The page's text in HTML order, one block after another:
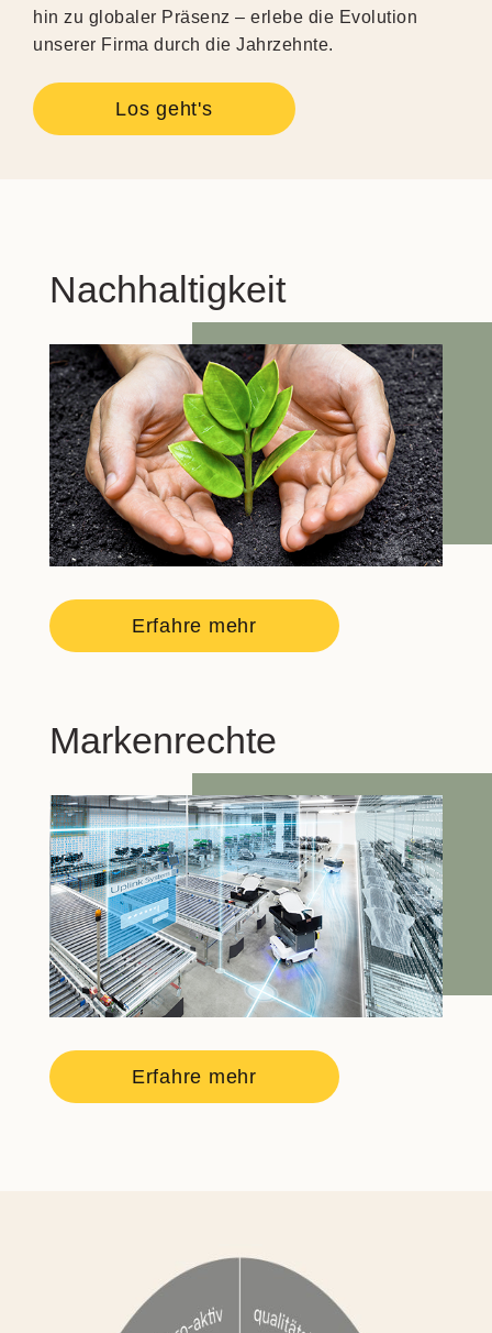
hin zu globaler Präsenz – erlebe die Evolution
unserer Firma durch die Jahrzehnte.
Los geht's
Nachhaltigkeit
Erfahre mehr
Markenrechte
Erfahre mehr